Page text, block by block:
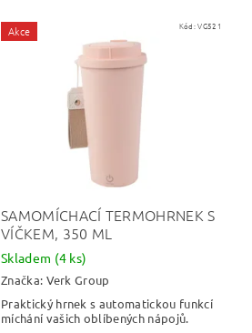
Akce Kód:VG521
SAMOMÍCHACÍ TERMOHRNEK S
VÍČKEM, 350 ML
Skladem (4 ks)
Značka: Verk Group
Praktický hrnek s automatickou funkcí
míchání vašich oblíbených nápojů.